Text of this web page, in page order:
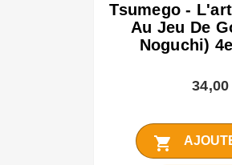
Tsumego -
Au Jeu De
Noguchi)
34,00
shopping_cart